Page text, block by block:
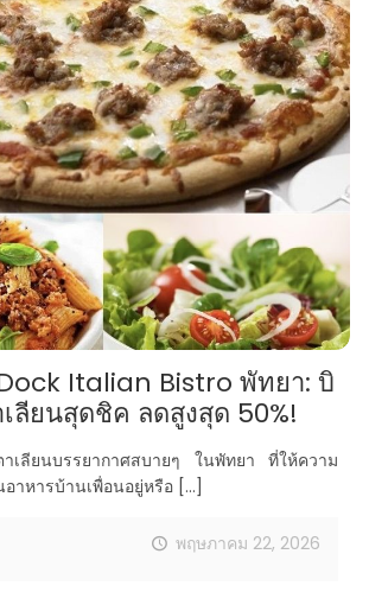
Italian Bistro พัทยา: บิ
ลียนสุดชิค ลดสูงสุด 50%!
าเลียนบรรยากาศสบายๆ ในพัทยา ที่ให้ความ
าหารบ้านเพื่อนอยู่หรือ […]
พฤษภาคม 22, 2026